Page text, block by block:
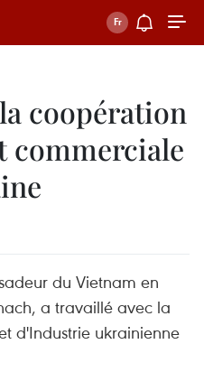
coopération
commerciale
du Vietnam en
a travaillé avec la
d'Industrie ukrainienne